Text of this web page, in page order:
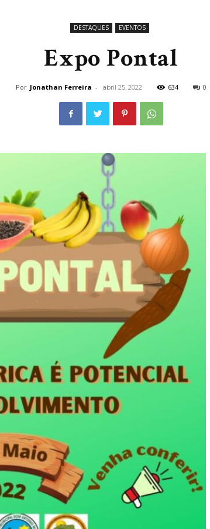
DESTAQUES EVENTOS
Expo Pontal
Por Jonathan Ferreira - abril 25, 2022 634 0